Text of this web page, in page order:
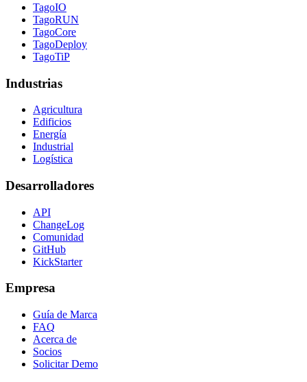
TagoIO
TagoRUN
TagoCore
TagoDeploy
TagoTiP
Industrias
Agricultura
Edificios
Energía
Industrial
Logística
Desarrolladores
API
ChangeLog
Comunidad
GitHub
KickStarter
Empresa
Guía de Marca
FAQ
Acerca de
Socios
Solicitar Demo